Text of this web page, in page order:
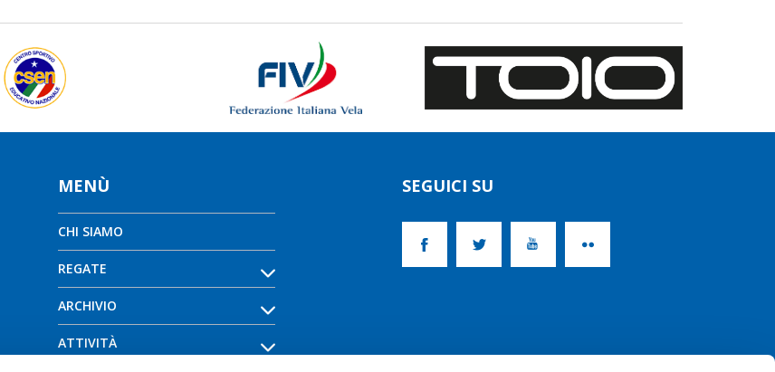
MENÙ
CHI SIAMO
REGATE
ARCHIVIO
ATTIVITÀ
SEGUICI SU